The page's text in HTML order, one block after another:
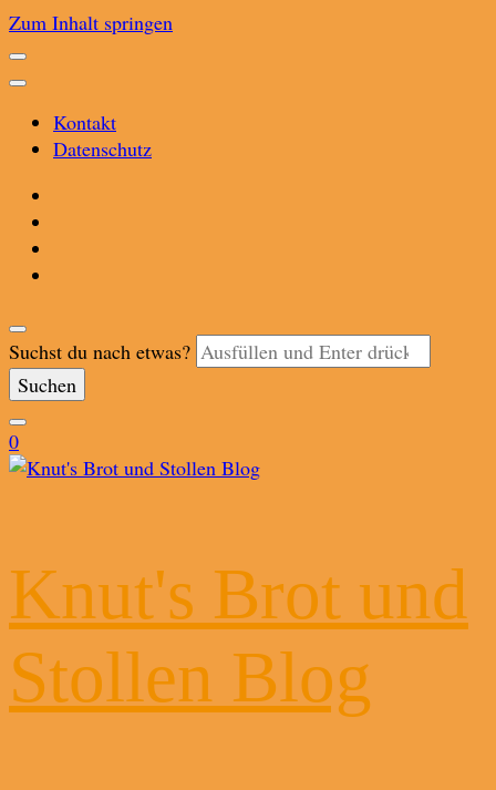
Zum Inhalt springen
Kontakt
Datenschutz
Suchst du nach etwas?
0
Knut's Brot und
Stollen Blog